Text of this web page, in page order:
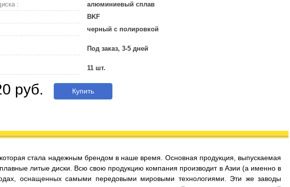
:
алюминиевый сплав
BKF
черный с полировкой
Под заказ, 3-5 дней
11 шт.
руб. Купить
стала надежным брендом в наше время. Основная продукция, выпускаемая
литые диски. Всю свою продукцию компания производит в Азии (а именно в
оснащенных самыми передовыми мировыми технологиями. Эти же заводы